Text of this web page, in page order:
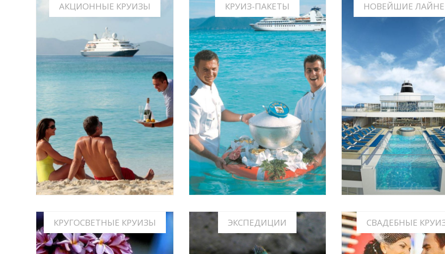
АКЦИОННЫЕ КРУИЗЫ
АКЦИИ И СПЕЦИАЛЬНЫЕ
ПРЕДЛОЖЕНИЯ КРУИЗНЫХ
КОМПАНИЙ
ИНФО
КРУИЗ-ПАКЕТЫ
ПАКЕТ = КРУИЗ + АВИАПЕРЕЛЕТ +
ФОРМАЛЬНОСТИ +...
ИНФО
НОВЕЙШИЕ
КРУИЗЫ НА НОВЕЙШИХ
ИНФО
КРУГОСВЕТНЫЕ КРУИЗЫ ЭКСПЕДИЦИИ СВАДЕБНЫЕ